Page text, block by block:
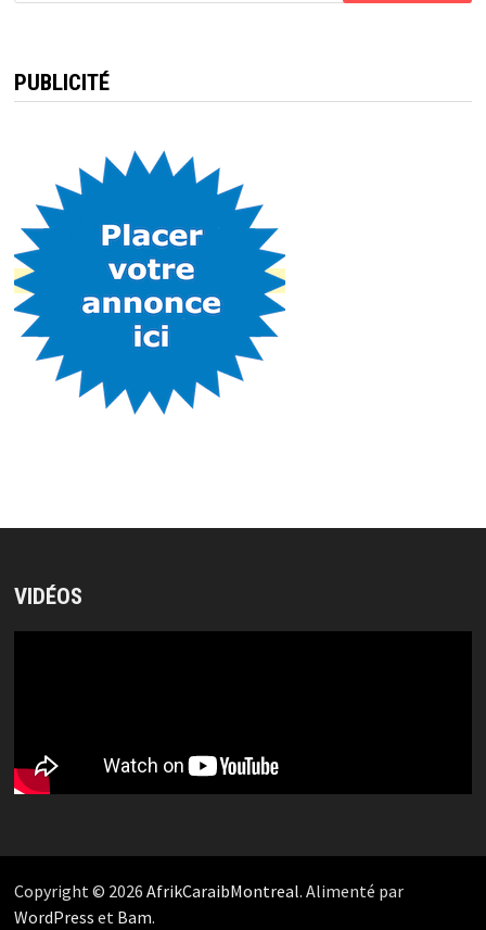
PUBLICITÉ
VIDÉOS
Copyright © 2026 AfrikCaraibMontreal. Alimenté par
WordPress et Bam.